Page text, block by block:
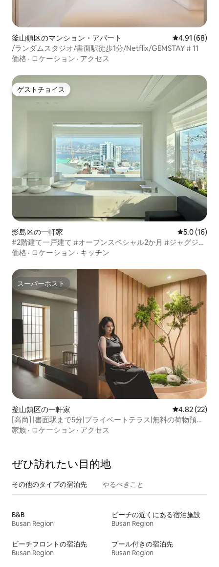
釜山鎮区のマンション・アパート レビュー68
4.91 (68)
/ランダムスタジオ/書面駅徒歩1分/Netflix/GEMSTAY # 11
価格 · ロケーション · アクセス
ゲストチョイス
ゲストチョイス
影島区の一軒家 レビュー16
5.0 (16)
#2階建て一戸建て #オープンスペシャル2か月 #ジャグジー
#釜山港大橋 #夜景 #ホワイトヨウル村 #ヨンド
価格 · ロケーション · キッチン
スーパーホスト
スーパーホスト
釜山鎮区の一軒家 レビュー22
4.82 (22)
[高尚] |書面駅まで5分|プライベートテラス|無料の荷物預か
り|特大ジャグジー|フレンドリーなホスト
家族 · ロケーション · アクセス
ぜひ訪⁠れ⁠た⁠い目⁠的⁠地
その他のタ⁠イ⁠プ⁠の宿⁠泊⁠先 やるべきこと
B&B
Busan Region
ビーチの近くにある宿泊施設
Busan Region
ビーチフロントの宿泊先
Busan Region
プール付きの宿泊先
Busan Region